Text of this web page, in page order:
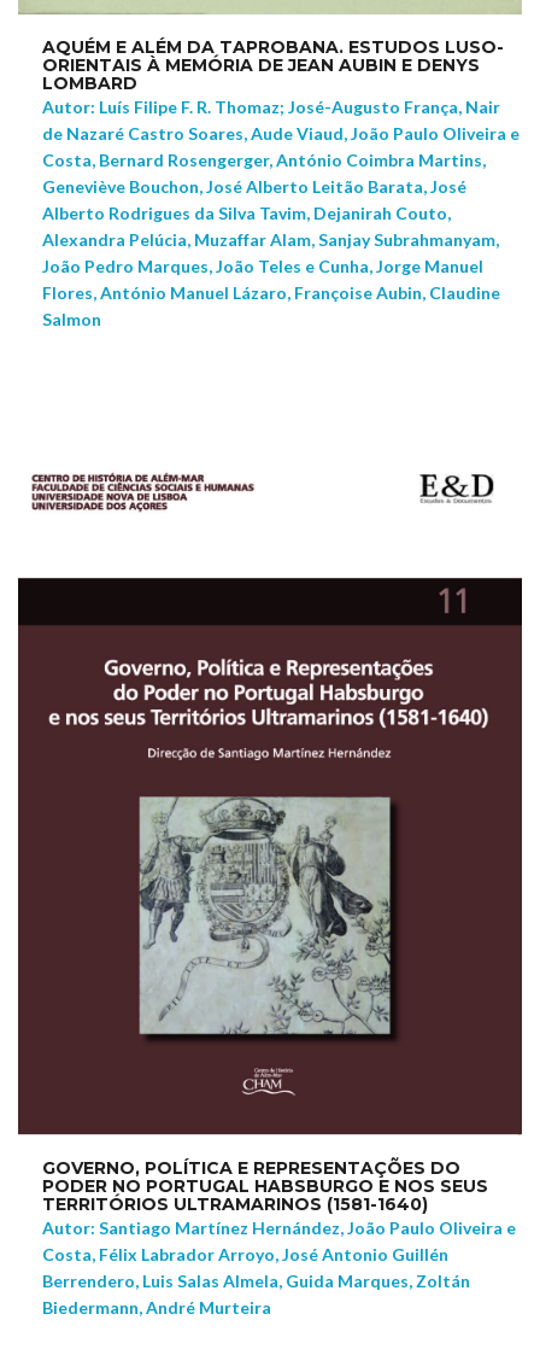
AQUÉM E ALÉM DA TAPROBANA. ESTUDOS LUSO-
ORIENTAIS À MEMÓRIA DE JEAN AUBIN E DENYS
LOMBARD
Autor: Luís Filipe F. R. Thomaz; José-Augusto França, Nair
de Nazaré Castro Soares, Aude Viaud, João Paulo Oliveira e
Costa, Bernard Rosengerger, António Coimbra Martins,
Geneviève Bouchon, José Alberto Leitão Barata, José
Alberto Rodrigues da Silva Tavim, Dejanirah Couto,
Alexandra Pelúcia, Muzaffar Alam, Sanjay Subrahmanyam,
João Pedro Marques, João Teles e Cunha, Jorge Manuel
Flores, António Manuel Lázaro, Françoise Aubin, Claudine
Salmon
GOVERNO, POLÍTICA E REPRESENTAÇÕES DO
PODER NO PORTUGAL HABSBURGO E NOS SEUS
TERRITÓRIOS ULTRAMARINOS (1581-1640)
Autor: Santiago Martínez Hernández, João Paulo Oliveira e
Costa, Félix Labrador Arroyo, José Antonio Guillén
Berrendero, Luis Salas Almela, Guida Marques, Zoltán
Biedermann, André Murteira